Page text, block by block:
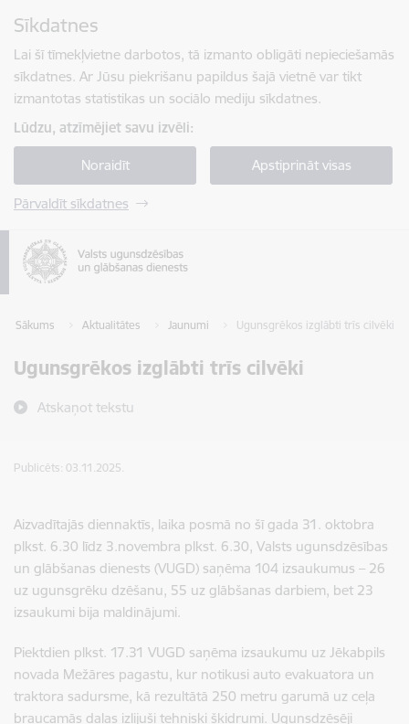
Sīkdatnes
Lai šī tīmekļvietne darbotos, tā izmanto obligāti nepieciešamās
sīkdatnes. Ar Jūsu piekrišanu papildus šajā vietnē var tikt
izmantotas statistikas un sociālo mediju sīkdatnes.
Lūdzu, atzīmējiet savu izvēli:
Noraidīt Apstiprināt visas
Pārvaldīt sīkdatnes
Sākums Aktualitātes Jaunumi Ugunsgrēkos izglābti trīs cilvēki
Ugunsgrēkos izglābti trīs cilvēki
Atskaņot tekstu
Publicēts: 03.11.2025.
Aizvadītajās diennaktīs, laika posmā no šī gada 31. oktobra
plkst. 6.30 līdz 3.novembra plkst. 6.30, Valsts ugunsdzēsības
un glābšanas dienests (VUGD) saņēma 104 izsaukumus – 26
uz ugunsgrēku dzēšanu, 55 uz glābšanas darbiem, bet 23
izsaukumi bija maldinājumi.
Piektdien plkst. 17.31 VUGD saņēma izsaukumu uz Jēkabpils
novada Mežāres pagastu, kur notikusi auto evakuatora un
traktora sadursme, kā rezultātā 250 metru garumā uz ceļa
braucamās daļas izlijuši tehniski šķidrumi. Ugunsdzēsēji